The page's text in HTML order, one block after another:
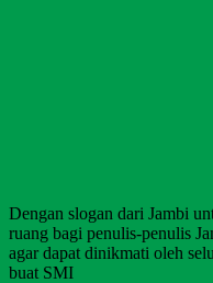
Dengan slogan dari Jambi
ruang bagi penulis-penulis
agar dapat dinikmati oleh
buat SMI